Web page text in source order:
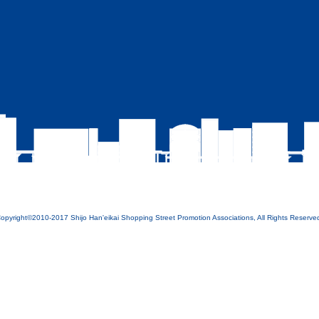
2017 Shijo Han'eikai Shopping Street Promotion Associations, All Rights